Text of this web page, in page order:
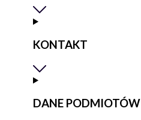
KONTAKT
DANE PODMIOTÓW